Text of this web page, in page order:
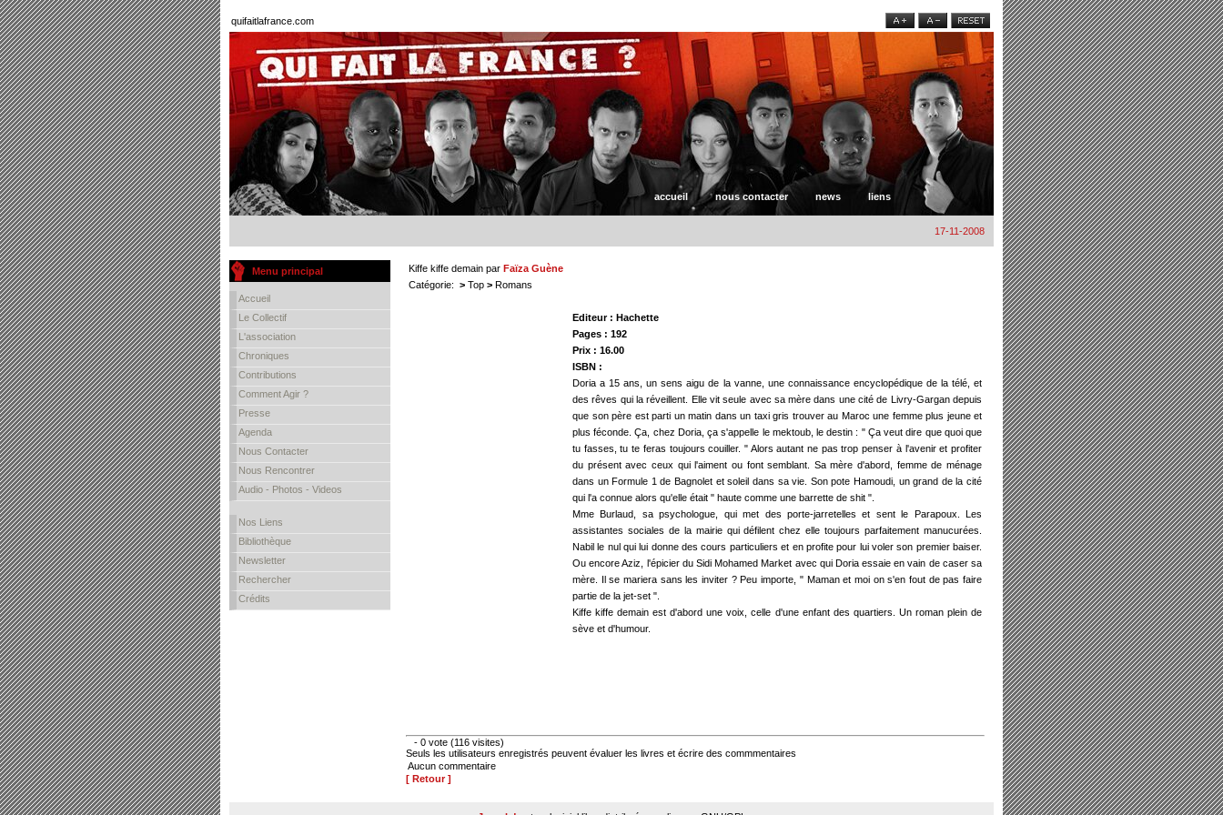
quifaitlafrance.com
accueil nous contacter news liens
17-11-2008
Menu principal
Accueil
Le Collectif
L'association
Chroniques
Contributions
Comment Agir ?
Presse
Agenda
Nous Contacter
Nous Rencontrer
Audio - Photos - Videos
Nos Liens
Bibliothèque
Newsletter
Rechercher
Crédits
Kiffe kiffe demain par Faïza Guène
Catégorie: > Top > Romans
Editeur : Hachette
Pages : 192
Prix : 16.00 
ISBN :
Doria a 15 ans, un sens aigu de la vanne, une connaissance encyclopédique de la télé, et
des rêves qui la réveillent. Elle vit seule avec sa mère dans une cité de Livry-Gargan depuis
que son père est parti un matin dans un taxi gris trouver au Maroc une femme plus jeune et
plus féconde. Ça, chez Doria, ça s'appelle le mektoub, le destin : " Ça veut dire que quoi que
tu fasses, tu te feras toujours couiller. " Alors autant ne pas trop penser à l'avenir et profiter
du présent avec ceux qui l'aiment ou font semblant. Sa mère d'abord, femme de ménage
dans un Formule 1 de Bagnolet et soleil dans sa vie. Son pote Hamoudi, un grand de la cité
qui l'a connue alors qu'elle était " haute comme une barrette de shit ".
Mme Burlaud, sa psychologue, qui met des porte-jarretelles et sent le Parapoux. Les
assistantes sociales de la mairie qui défilent chez elle toujours parfaitement manucurées.
Nabil le nul qui lui donne des cours particuliers et en profite pour lui voler son premier baiser.
Ou encore Aziz, l'épicier du Sidi Mohamed Market avec qui Doria essaie en vain de caser sa
mère. Il se mariera sans les inviter ? Peu importe, " Maman et moi on s'en fout de pas faire
partie de la jet-set ".
Kiffe kiffe demain est d'abord une voix, celle d'une enfant des quartiers. Un roman plein de
sève et d'humour.
- 0 vote (116 visites)
Seuls les utilisateurs enregistrés peuvent évaluer les livres et écrire des commmentaires
Aucun commentaire
[ Retour ]